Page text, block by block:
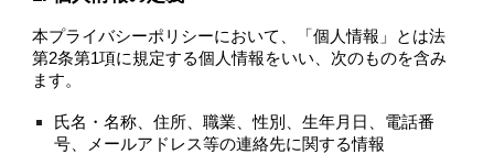
本プライバシーポリシーにおいて、「個人情報」とは法
第2条第1項に規定する個人情報をいい、次のものを含み
ます。
氏名・名称、住所、職業、性別、生年月日、電話番
号、メールアドレス等の連絡先に関する情報